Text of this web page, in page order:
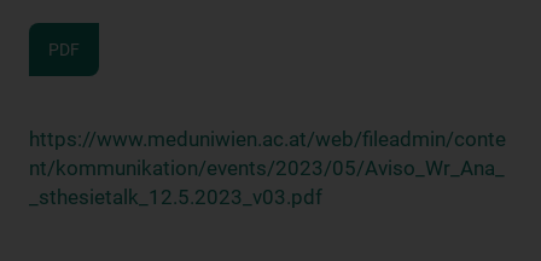
PDF
https://www.meduniwien.ac.at/web/fileadmin/conte
nt/kommunikation/events/2023/05/Aviso_Wr_Ana_
_sthesietalk_12.5.2023_v03.pdf